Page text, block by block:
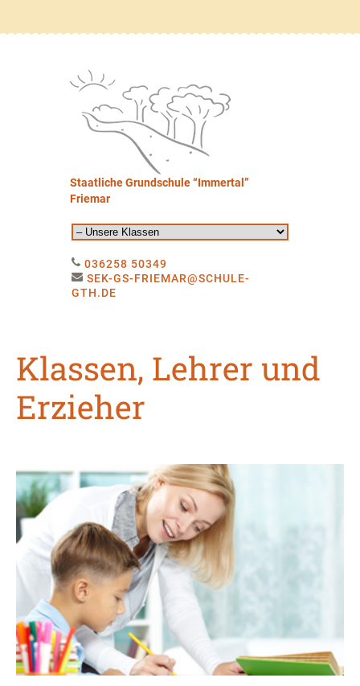
Staatliche Grundschule “Immertal”
Friemar
036258 50349
SEK-GS-FRIEMAR@SCHULE-
GTH.DE
Klassen, Lehrer und
Erzieher